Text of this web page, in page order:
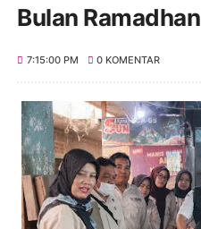
Bulan Ramadhan
7:15:00 PM 0 KOMENTAR